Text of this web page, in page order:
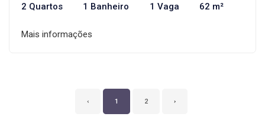
2 Quartos 1 Banheiro 1 Vaga 62 m²
Mais informações
‹ 1 2 ›